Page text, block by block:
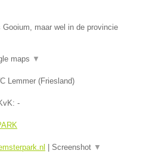
maar wel in de provincie
maps ▼
Lemmer (Friesland)
-
| Screenshot ▼